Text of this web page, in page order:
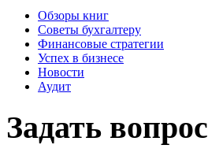
Обзоры книг
Советы бухгалтеру
Финансовые стратегии
Успех в бизнесе
Новости
Аудит
Задать вопрос